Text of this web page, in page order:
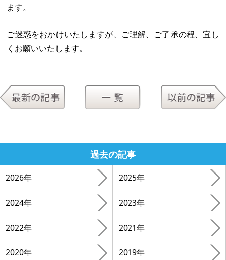
ます。
ご迷惑をおかけいたしますが、ご理解、ご了承の程、宜し
くお願いいたします。
過去の記事
2026年 2025年
2024年 2023年
2022年 2021年
2020年 2019年